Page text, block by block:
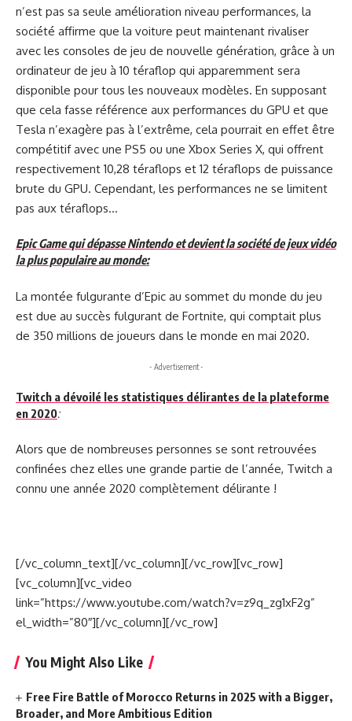
n’est pas sa seule amélioration niveau performances, la
société affirme que la voiture peut maintenant rivaliser
avec les consoles de jeu de nouvelle génération, grâce à un
ordinateur de jeu à 10 téraflop qui apparemment sera
disponible pour tous les nouveaux modèles. En supposant
que cela fasse référence aux performances du GPU et que
Tesla n’exagère pas à l’extrême, cela pourrait en effet être
compétitif avec une PS5 ou une Xbox Series X, qui offrent
respectivement 10,28 téraflops et 12 téraflops de puissance
brute du GPU. Cependant, les performances ne se limitent
pas aux téraflops…
Epic Game qui dépasse Nintendo et devient la société de jeux vidéo
la plus populaire au monde:
La montée fulgurante d’Epic au sommet du monde du jeu
est due au succès fulgurant de Fortnite, qui comptait plus
de 350 millions de joueurs dans le monde en mai 2020.
- Advertisement -
Twitch a dévoilé les statistiques délirantes de la plateforme
en 2020:
Alors que de nombreuses personnes se sont retrouvées
confinées chez elles une grande partie de l’année, Twitch a
connu une année 2020 complètement délirante !
[/vc_column_text][/vc_column][/vc_row][vc_row]
[vc_column][vc_video
link=”https://www.youtube.com/watch?v=z9q_zg1xF2g”
el_width=”80″][/vc_column][/vc_row]
You Might Also Like
Free Fire Battle of Morocco Returns in 2025 with a Bigger,
Broader, and More Ambitious Edition